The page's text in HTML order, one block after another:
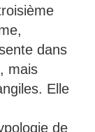
dans
mais
Elle
de